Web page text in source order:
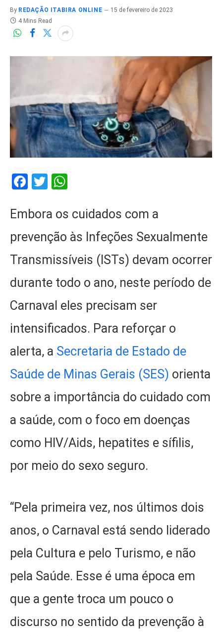
By REDAÇÃO ITABIRA ONLINE
15 de fevereiro de 2023
4 Mins Read
Facebook
Twitter
Embora os cuidados com a
prevenção às Infeções Sexualmente
Transmissíveis (ISTs) devam ocorrer
durante todo o ano, neste período de
Carnaval eles precisam ser
intensificados. Para reforçar o
alerta, a Secretaria de Estado de
Saúde de Minas Gerais (SES) orienta
sobre a importância do cuidado com
a saúde, com o foco em doenças
como HIV/Aids, hepatites e sífilis,
por meio do sexo seguro.
“Pela primeira vez, nos últimos dois
anos, o Carnaval está sendo liderado
pela Cultura e pelo Turismo, e não
pela Saúde. Esse é uma época em
que a gente troca um pouco o
discurso no sentido da prevenção à